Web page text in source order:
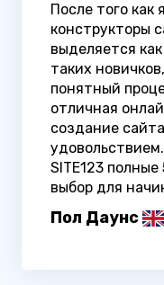
После того как
конструкторы
выделяется
таких
понятный
отличная
создание
SITE123
выбор для
Пол Даунс